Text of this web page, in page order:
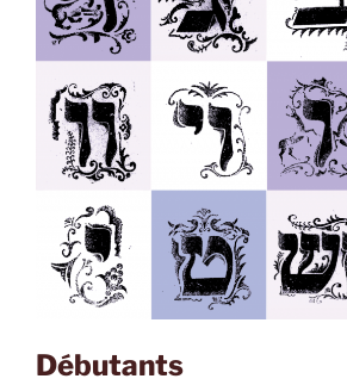
Débutants